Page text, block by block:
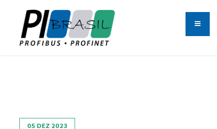
05 DEZ 2023